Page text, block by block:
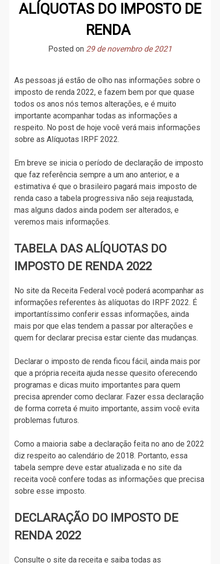
ALÍQUOTAS DO IMPOSTO DE
RENDA
Posted on 29 de novembro de 2021
As pessoas já estão de olho nas informações sobre o
imposto de renda 2022, e fazem bem por que quase
todos os anos nós temos alterações, e é muito
importante acompanhar todas as informações a
respeito. No post de hoje você verá mais informações
sobre as Alíquotas IRPF 2022.
Em breve se inicia o período de declaração de imposto
que faz referência sempre a um ano anterior, e a
estimativa é que o brasileiro pagará mais imposto de
renda caso a tabela progressiva não seja reajustada,
mas alguns dados ainda podem ser alterados, e
veremos mais informações.
TABELA DAS ALÍQUOTAS DO
IMPOSTO DE RENDA 2022
No site da Receita Federal você poderá acompanhar as
informações referentes às alíquotas do IRPF 2022. É
importantíssimo conferir essas informações, ainda
mais por que elas tendem a passar por alterações e
quem for declarar precisa estar ciente das mudanças.
Declarar o imposto de renda ficou fácil, ainda mais por
que a própria receita ajuda nesse quesito oferecendo
programas e dicas muito importantes para quem
precisa aprender como declarar. Fazer essa declaração
de forma correta é muito importante, assim você evita
problemas futuros.
Como a maioria sabe a declaração feita no ano de 2022
diz respeito ao calendário de 2018. Portanto, essa
tabela sempre deve estar atualizada e no site da
receita você confere todas as informações que precisa
sobre esse imposto.
DECLARAÇÃO DO IMPOSTO DE
RENDA 2022
Consulte o site da receita e saiba todas as